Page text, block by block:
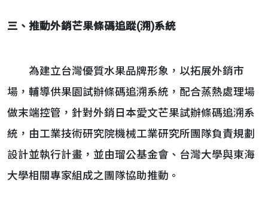
三、推動外銷芒果條碼追蹤(溯)系統
為建立台灣優質水果品牌形象，以拓展外銷市
場，輔導供果園試辦條碼追溯系統，配合蒸熱處理場
做末端控管，針對外銷日本愛文芒果試辦條碼追溯系
統，由工業技術研究院機械工業研究所團隊負責規劃
設計並執行計畫，並由瑠公基金會、台灣大學與東海
大學相關專家組成之團隊協助推動。